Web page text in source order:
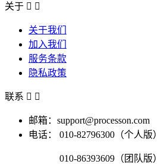
关于  
关于我们
加入我们
服务条款
隐私政策
联系  
邮箱：support@processon.com
电话：
010-82796300（个人版）
010-86393609（团队版）